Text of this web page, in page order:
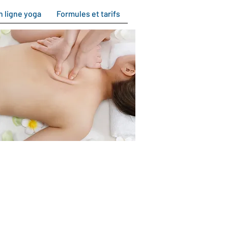
ligne yoga Formules et tarifs